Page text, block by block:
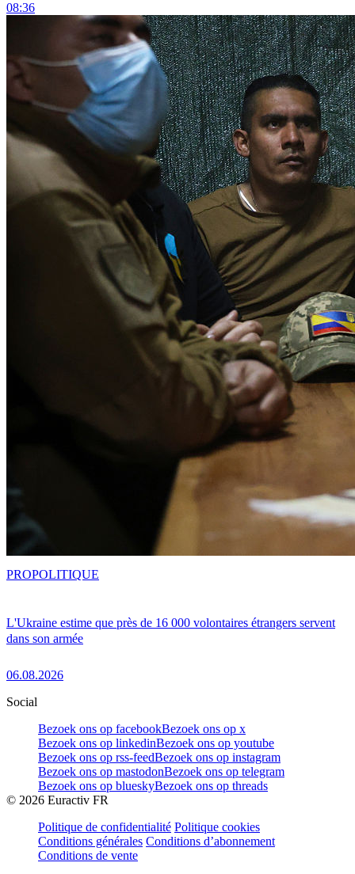
08:36
L'Ukraine estime que près de 16 000 volontaires étrangers servent
dans son armée
06.08.2026
PROPOLITIQUE
Social
Bezoek ons op facebookBezoek ons op x
Bezoek ons op linkedinBezoek ons op youtube
Bezoek ons op rss-feedBezoek ons op instagram
Bezoek ons op mastodonBezoek ons op telegram
Bezoek ons op blueskyBezoek ons op threads
© 2026 Euractiv FR
Politique de confidentialité Politique cookies
Conditions générales Conditions d’abonnement
Conditions de vente